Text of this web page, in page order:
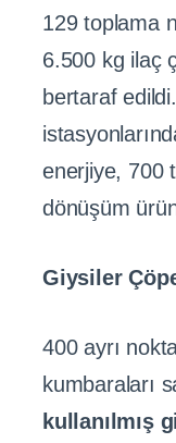
129 toplama
6.500 kg ilaç
bertaraf
enerjiye, 700
dönüşüm
Giysiler
400 ayrı
kumbaraları
kullanılmış